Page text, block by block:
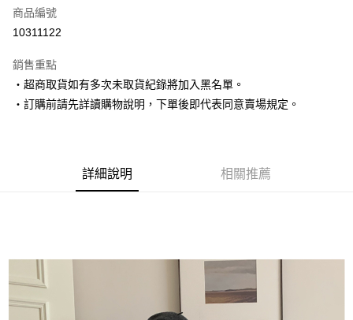
超商取貨付款
Apple Pay
街口支付
便利好安心！
１．簡單：不需註冊會員、不需綁卡、不需儲值。
２．便利：只要手機號碼，簡訊認證，即可結帳。
３．安心：先確認商品／服務後，再付款。
運送方式
全家取貨付款
商品編號
10311122
銷售重點
‧超商取貨如有多次未取貨紀錄將加入黑名單。
‧訂購前請先詳讀購物說明，下單後即代表同意賣場規定。
詳細說明 相關推薦